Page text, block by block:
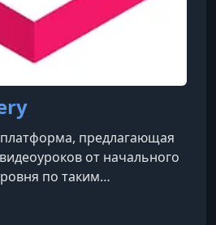
предлагающая
от начального
по таким
и машинное